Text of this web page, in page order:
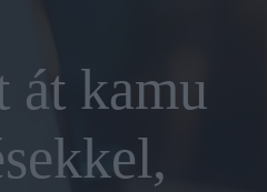
át kamu